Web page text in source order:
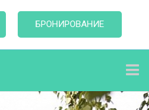
БРОНИРОВАНИЕ